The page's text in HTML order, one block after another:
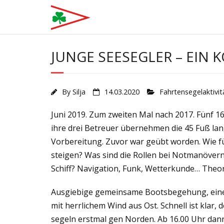
content
JUNGE SEESEGLER – EIN
By Silja 14.03.2020
Juni 2019. Zum zweiten Mal nach 2017. Fünf
ihre drei Betreuer übernehmen die 45 Fuß
Vorbereitung. Zuvor war geübt worden. Wie
steigen? Was sind die Rollen bei
Schiff? Navigation, Funk, Wetterkunde…
Ausgiebige gemeinsame Bootsbegehung,
mit herrlichem Wind aus Ost. Schnell ist klar,
segeln erstmal gen Norden. Ab 16.00 Uhr